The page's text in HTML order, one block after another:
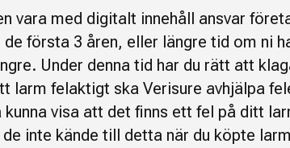
vara med digitalt innehåll ansvar
de första 3 åren, eller längre tid om ni
Under denna tid har du rätt att
larm felaktigt ska Verisure avhjälpa
kunna visa att det finns ett fel på ditt
inte kände till detta när du köpte